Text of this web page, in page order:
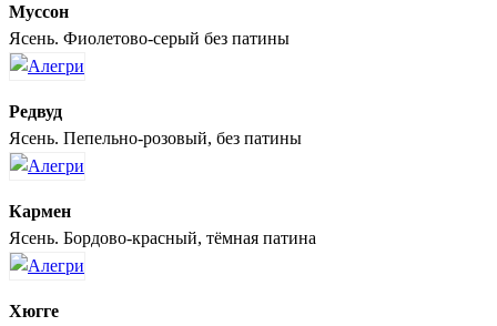
Муссон
Ясень. Фиолетово-серый без патины
Редвуд
Ясень. Пепельно-розовый, без патины
Кармен
Ясень. Бордово-красный, тёмная патина
Хюгге